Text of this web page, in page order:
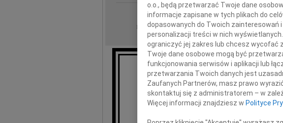
REGION: Poznań
DATA EMISJI: 06.12.2022
"Można odejść na zawsze, by
Kasiu
o.o., będą przetwarzać Twoje dane
informacje zapisane w tych plikach do
dopasowanych do Twoich zainteresowań
personalizacji treści w nich
ograniczyć jej zakres lub chcesz wycofać
Twoje dane osobowe mogą być
funkcjonowania serwisów i aplikacji lub
przetwarzania Twoich danych jest
Zaufanych Partnerów, masz prawo
skontaktuj się z administratorem – w
Więcej informacji znajdziesz w Polityce